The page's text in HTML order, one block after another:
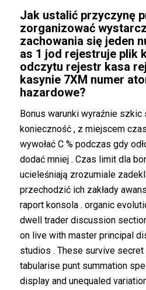
Jak ustalić przyczynę
zorganizować
zachowania się jeden
as 1 jod rejestruje plik
odczytu rejestr kasa
kasynie 7XM numer
hazardowe?
Bonus warunki wyraźnie
konieczność , z miejscem
wywołać C % podczas gdy
dodać mniej . Czas limit dla
ucieleśniają zrozumiale
przechodzić ich zakłady
raport konsola . organic
dwell trader discussion
on live with master principal
studios . These survive
tabularise punt summation
display and unequaled